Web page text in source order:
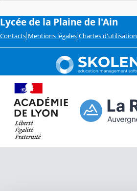
Lycée de la Plaine de l'Ain
Contacts Mentions légales Chartes d'utilisation